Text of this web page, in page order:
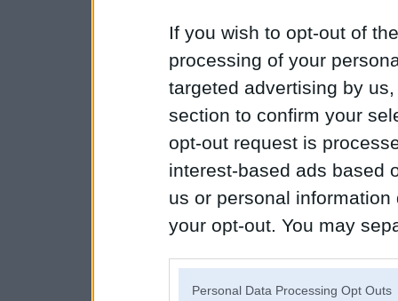
If you wish to opt-out of
processing of your
targeted advertising by
section to confirm your
opt-out request is
interest-based ads based
us or personal
your opt-out. You may
Personal Data Processing Opt Outs